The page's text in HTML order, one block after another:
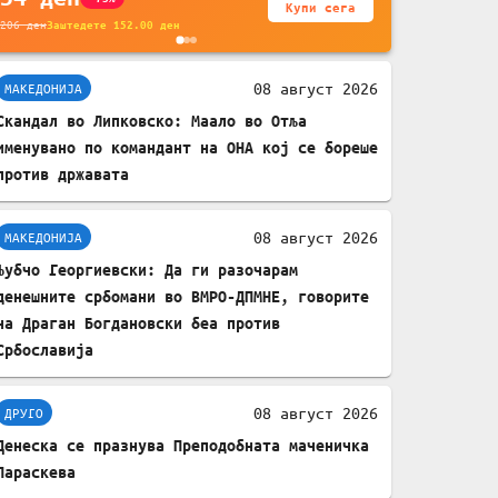
без батерија, за
мобилни телефони,
206денЗаштедете 152.00 ден
Купи сега
МАКЕДОНИЈА 08 август 2026
во Липковско: Маало во Отља
по командант на ОНА кој се бореше
државата
МАКЕДОНИЈА 08 август 2026
Георгиевски: Да ги разочарам
србомани во ВМРО-ДПМНЕ, говорите
Драган Богдановски беа против
ДРУГО 08 август 2026
се празнува Преподобната маченичка